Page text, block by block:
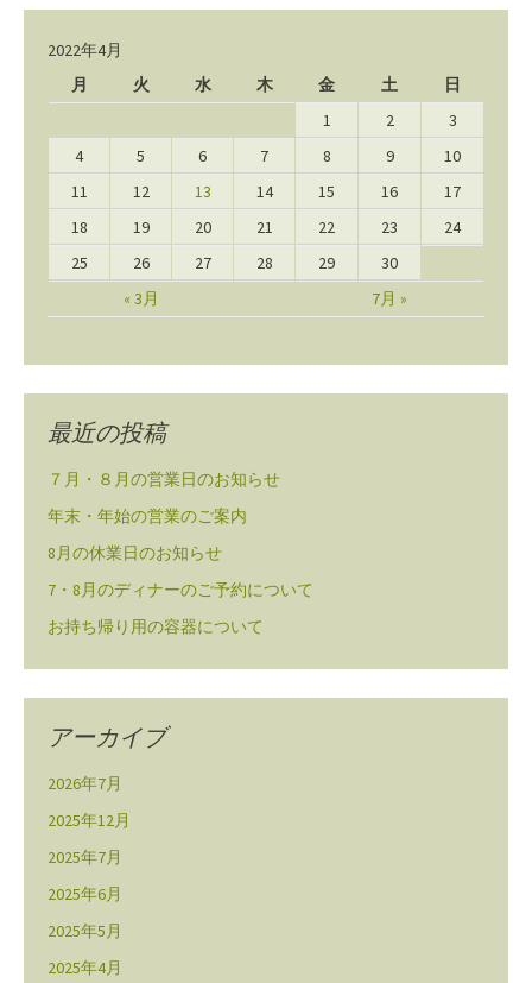
2022年4月
月
火 水 木 金 土 日
« 3月 7月 »
1 2
3
4
5 6 7 8 9
10
11
12 13 14 15 16
17
18
19 20 21 22 23
24
25
26 27 28 29 30
最近の投稿
７月・８月の営業日のお知らせ
年末・年始の営業のご案内
8月の休業日のお知らせ
7・8月のディナーのご予約について
お持ち帰り用の容器について
アーカイブ
2026年7月
2025年12月
2025年7月
2025年6月
2025年5月
2025年4月